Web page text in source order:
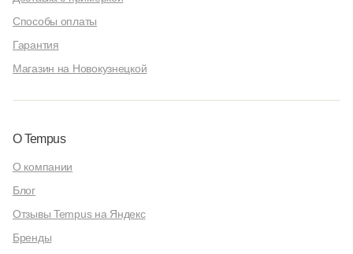
Способы оплаты
Гарантия
Магазин на Новокузнецкой
О Tempus
О компании
Блог
Отзывы Tempus на Яндекс
Бренды